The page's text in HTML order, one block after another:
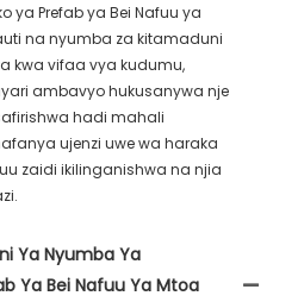
ya Prefab ya Bei Nafuu ya
na nyumba za kitamaduni
kwa vifaa vya kudumu,
ambavyo hukusanywa nje
hadi mahali
ujenzi uwe wa haraka
zaidi ikilinganishwa na njia
Ya Nyumba Ya
Ya Bei Nafuu Ya Mtoa